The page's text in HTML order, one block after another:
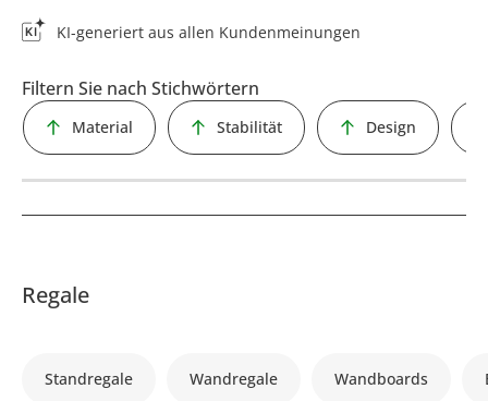
KI-generiert aus allen Kundenmeinungen
Filtern Sie nach Stichwörtern
Material Stabilität Design
Regale
Standregale Wandregale Wandboards